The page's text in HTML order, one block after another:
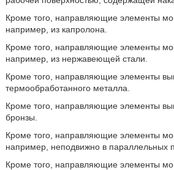
Кроме того, направляющие элементы
например, из капролона.
Кроме того, направляющие элементы
например, из нержавеющей стали.
Кроме того, направляющие элементы
термообработанного металла.
Кроме того, направляющие элементы
бронзы.
Кроме того, направляющие элементы
например, неподвижно в параллельных
Кроме того, направляющие элементы